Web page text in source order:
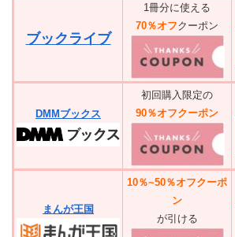
ブックライブ
1冊分に使える
70％オフクーポン
DMMブックス
初回購入限定の
90％オフクーポン
まんが王国
10％~50％オフクーポ
ン
が引ける